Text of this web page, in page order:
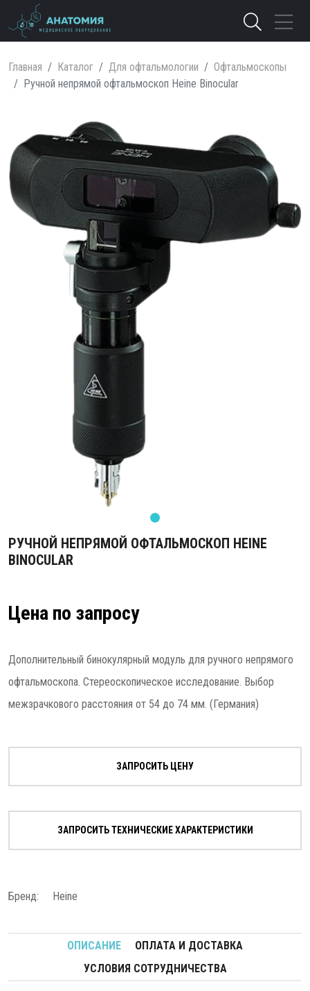
Главная Каталог Для офтальмологии
Офтальмоскопы
Ручной непрямой офтальмоскоп Heine Binocular
РУЧНОЙ НЕПРЯМОЙ ОФТАЛЬМОСКОП HEINE
BINOCULAR
Цена по запросу
Дополнительный бинокулярный модуль для ручного непрямого
офтальмоскопа. Стереоскопическое исследование. Выбор
межзрачкового расстояния от 54 до 74 мм. (Германия)
ЗАПРОСИТЬ ЦЕНУ
ЗАПРОСИТЬ ТЕХНИЧЕСКИЕ ХАРАКТЕРИСТИКИ
Бренд: Heine
ОПИСАНИЕ
ОПЛАТА И ДОСТАВКА
УСЛОВИЯ СОТРУДНИЧЕСТВА